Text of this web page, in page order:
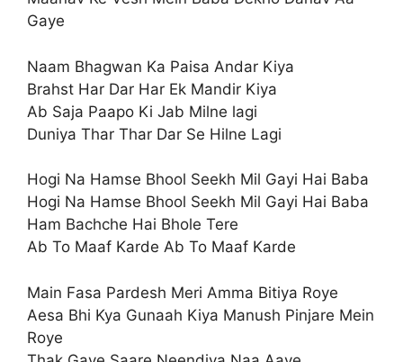
Gaye
Naam Bhagwan Ka Paisa Andar Kiya
Brahst Har Dar Har Ek Mandir Kiya
Ab Saja Paapo Ki Jab Milne lagi
Duniya Thar Thar Dar Se Hilne Lagi
Hogi Na Hamse Bhool Seekh Mil Gayi Hai Baba
Hogi Na Hamse Bhool Seekh Mil Gayi Hai Baba
Ham Bachche Hai Bhole Tere
Ab To Maaf Karde Ab To Maaf Karde
Main Fasa Pardesh Meri Amma Bitiya Roye
Aesa Bhi Kya Gunaah Kiya Manush Pinjare Mein
Roye